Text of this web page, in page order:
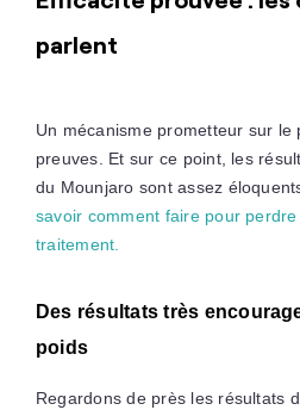
parlent
Un mécanisme prometteur sur le
preuves. Et sur ce point, les
du Mounjaro sont assez
savoir comment faire pour
traitement.
Des résultats très
poids
Regardons de près les résultats